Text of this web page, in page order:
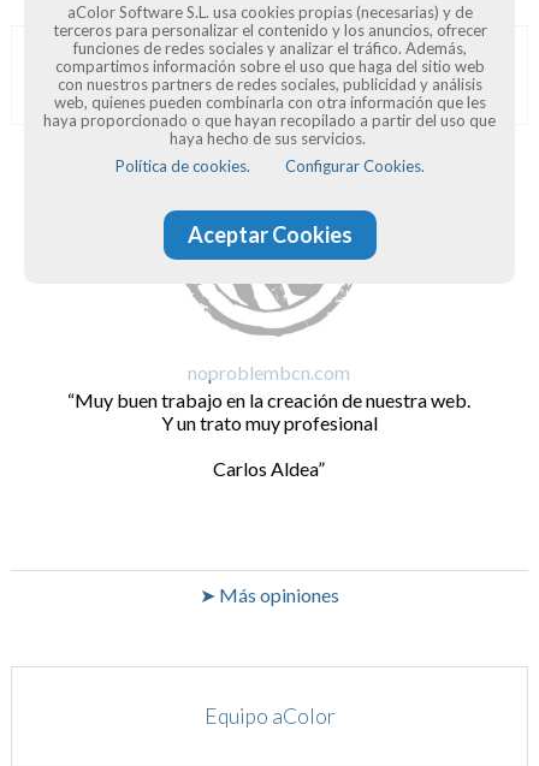
Opiniones de clientes
noproblembcn.com
Muy buen trabajo en la creación de nuestra web.
Y un trato muy profesional
Carlos Aldea
➤ Más opiniones
Equipo aColor
aColor Software S.L. usa cookies propias (necesarias) y de
terceros para personalizar el contenido y los anuncios, ofrecer
funciones de redes sociales y analizar el tráfico. Además,
compartimos información sobre el uso que haga del sitio web
con nuestros partners de redes sociales, publicidad y análisis
web, quienes pueden combinarla con otra información que les
haya proporcionado o que hayan recopilado a partir del uso que
haya hecho de sus servicios.
Política de cookies.
Configurar Cookies.
Aceptar Cookies